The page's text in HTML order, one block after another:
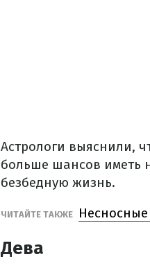
Астрологи выяснили,
больше шансов иметь
безбедную жизнь.
ЧИТАЙТЕ ТАКЖЕ
Дева